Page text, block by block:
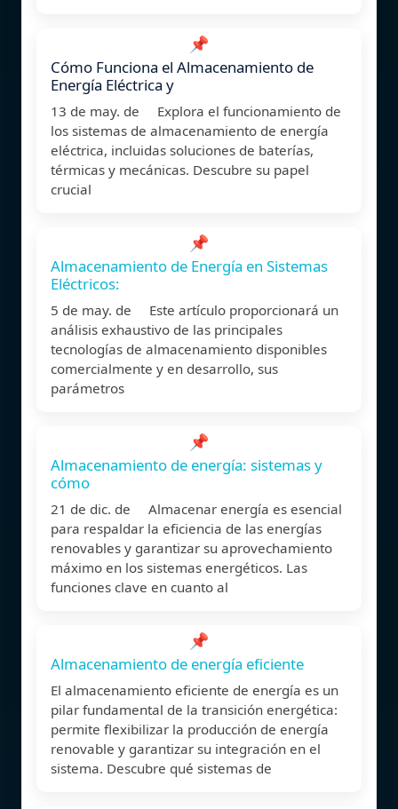
📌
Cómo Funciona el Almacenamiento de
Energía Eléctrica y
13 de may. de Explora el funcionamiento de
los sistemas de almacenamiento de energía
eléctrica, incluidas soluciones de baterías,
térmicas y mecánicas. Descubre su papel
crucial
📌
Almacenamiento de Energía en Sistemas
Eléctricos:
5 de may. de Este artículo proporcionará un
análisis exhaustivo de las principales
tecnologías de almacenamiento disponibles
comercialmente y en desarrollo, sus
parámetros
📌
Almacenamiento de energía: sistemas y
cómo
21 de dic. de Almacenar energía es esencial
para respaldar la eficiencia de las energías
renovables y garantizar su aprovechamiento
máximo en los sistemas energéticos. Las
funciones clave en cuanto al
📌
Almacenamiento de energía eficiente
El almacenamiento eficiente de energía es un
pilar fundamental de la transición energética:
permite flexibilizar la producción de energía
renovable y garantizar su integración en el
sistema. Descubre qué sistemas de